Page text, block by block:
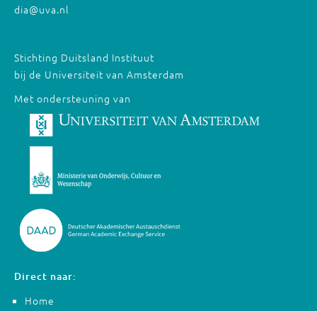
dia@uva.nl
Stichting Duitsland Instituut
bij de Universiteit van Amsterdam
Met ondersteuning van
Direct naar:
Home